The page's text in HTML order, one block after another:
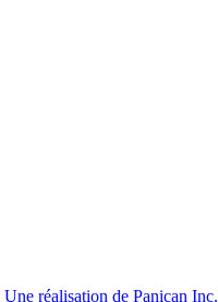
Une réalisation de Panican Inc.